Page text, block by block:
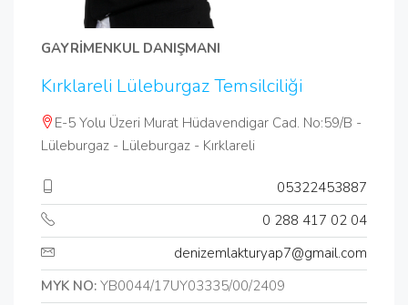
GAYRİMENKUL DANIŞMANI
Kırklareli Lüleburgaz Temsilciliği
E-5 Yolu Üzeri Murat Hüdavendigar Cad. No:59/B -
Lüleburgaz - Lüleburgaz - Kırklareli
05322453887
0 288 417 02 04
denizemlakturyap7@gmail.com
MYK NO: YB0044/17UY03335/00/2409